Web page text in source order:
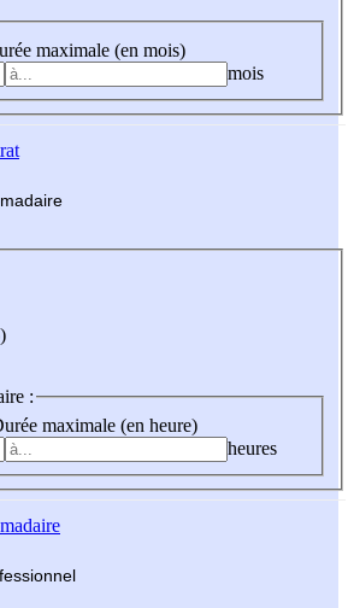
maximale (en mois)
mois
madaire
:
maximale (en heure)
heures
fessionnel